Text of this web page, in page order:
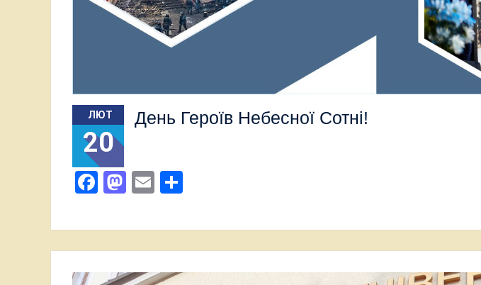
ЛЮТ
20
День Героїв Небесної Сотні!
Facebook
Mastodon
Email